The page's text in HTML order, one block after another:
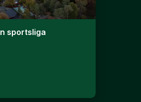
sportsliga